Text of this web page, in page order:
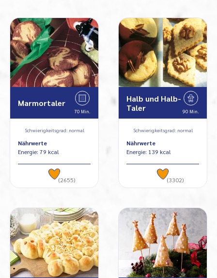
Marmortaler
70 Min.
Schwierigkeitsgrad: normal
Nährwerte
Energie: 79 kcal
(2655)
Halb und Halb-
Taler
90 Min.
Schwierigkeitsgrad: normal
Nährwerte
Energie: 139 kcal
(3302)